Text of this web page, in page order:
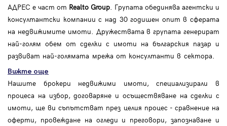
АДРЕС е част от Realto Group. Групата обединява агентски и
консултантски компании с над 30 годишен опит в сферата
на недвижимите имоти. Дружествата в групата генерират
най-голям обем от сделки с имоти на българския пазар и
развиват най-голямата мрежа от консултанти в сектора.
Вижте още
Нашите брокери недвижими имоти, специализирали в
процеса на избор, договаряне и осъществяване на сделки с
имоти, ще ви съпътстват през целия процес - сравнение на
оферти, провеждане на огледи и преговори, запознаване и